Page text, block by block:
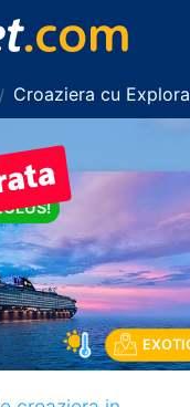
Croaziera cu